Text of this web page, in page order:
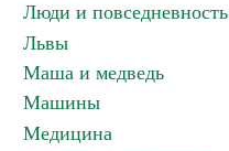
Люди и повседневность
Львы
Маша и медведь
Машины
Медицина